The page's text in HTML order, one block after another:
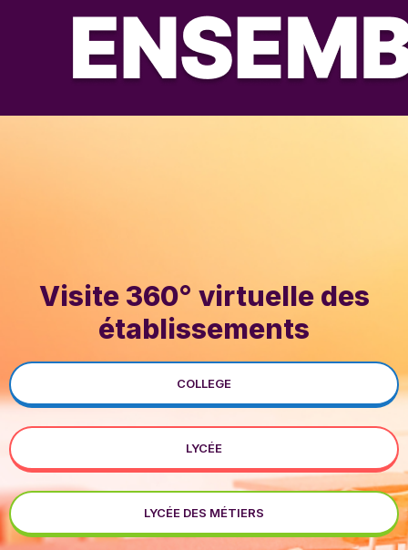
Visite 360° virtuelle des
établissements
COLLEGE
LYCÉE
LYCÉE DES MÉTIERS